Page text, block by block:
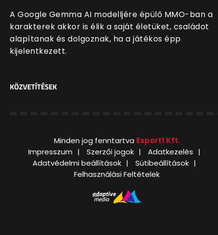
A Google Gemma AI modelljére épülő MMO-ban a
karakterek akkor is élik a saját életüket, családot
alapítanak és dolgoznak, ha a játékos épp
kijelentkezett.
KÖZVETÍTÉSEK
Minden jog fenntartva Esport1 Kft.
Impresszum
Szerzői jogok
Adatkezelés
Adatvédelmi beállítások
Sütibeállítások
Felhasználási Feltételek